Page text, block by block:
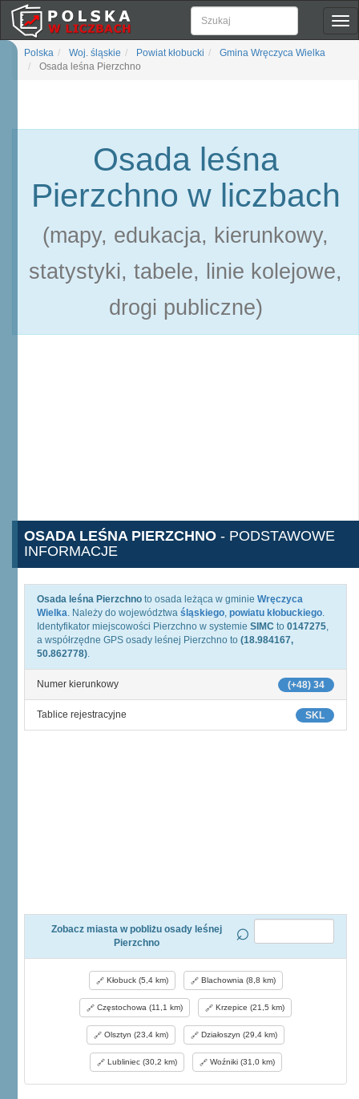
Polska Woj. śląskie Powiat kłobucki
Gmina Wręczyca Wielka
Osada leśna Pierzchno
Osada leśna
Pierzchno w liczbach
(mapy, edukacja, kierunkowy,
statystyki, tabele, linie kolejowe,
drogi publiczne)
OSADA LEŚNA PIERZCHNO - PODSTAWOWE
INFORMACJE
Osada leśna Pierzchno to osada leżąca w gminie Wręczyca
Wielka. Należy do województwa śląskiego, powiatu kłobuckiego.
Identyfikator miejscowości Pierzchno w systemie SIMC to 0147275,
a współrzędne GPS osady leśnej Pierzchno to (18.984167,
50.862778).
(+48) 34
Numer kierunkowy
SKL
Tablice rejestracyjne
Zobacz miasta w pobliżu osady leśnej
Pierzchno
Kłobuck (5,4 km) Blachownia (8,8 km)
Częstochowa (11,1 km) Krzepice (21,5 km)
Olsztyn (23,4 km) Działoszyn (29,4 km)
Lubliniec (30,2 km) Woźniki (31,0 km)